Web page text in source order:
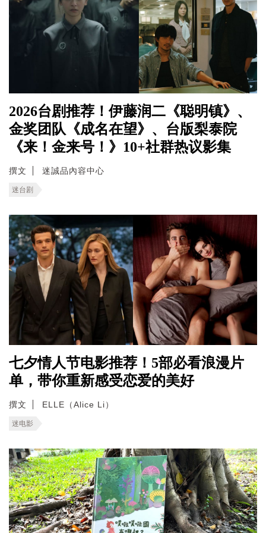
2026台剧推荐！伊藤润二《聪明镇》、
金奖团队《成名在望》、台版梨泰院
《来！金来号！》10+社群热议影集
撰文 迷誠品內容中心
迷台剧
七夕情人节电影推荐！5部必看浪漫片
单，带你重新感受恋爱的美好
撰文 ELLE（Alice Li）
迷电影